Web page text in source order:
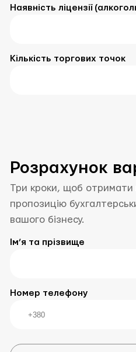
Наявність ліцензії
Кількість торгових точок
Розрахунок
Три кроки, щоб отримати
пропозицію
вашого бізнесу.
Ім’я та прізвище
Номер телефону